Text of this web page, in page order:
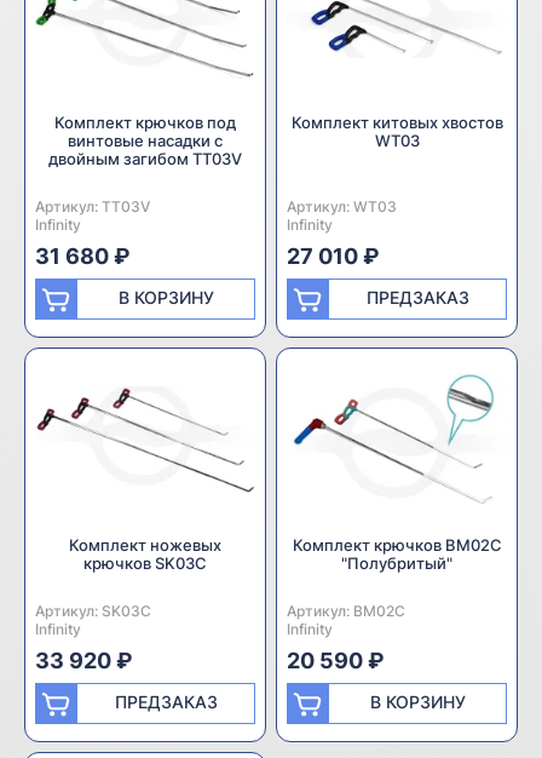
Комплект крючков под
винтовые насадки с
двойным загибом TT03V
Артикул: TT03V
Производитель:
Infinity
31 680 ₽
В КОРЗИНУ
Комплект китовых хвостов
WT03
Артикул: WT03
Производитель:
Infinity
27 010 ₽
ПРЕДЗАКАЗ
Комплект ножевых
крючков SK03C
Артикул: SK03C
Производитель:
Infinity
33 920 ₽
ПРЕДЗАКАЗ
Комплект крючков BM02C
"Полубритый"
Артикул: BM02C
Производитель:
Infinity
20 590 ₽
В КОРЗИНУ